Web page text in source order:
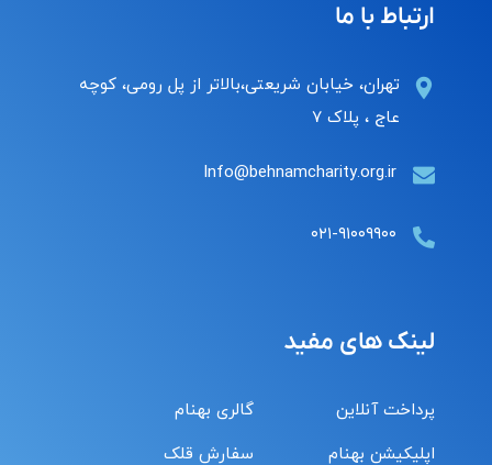
ارتباط با ما
تهران، خیابان شریعتی،بالاتر از پل رومی، کوچه
عاج ، پلاک ۷
Info@behnamcharity.org.ir
۰۲۱-۹۱۰۰۹۹۰۰
لینک های مفید
پرداخت آنلاین
اپلیکیشن بهنام
گالری بهنام
سفارش قلک